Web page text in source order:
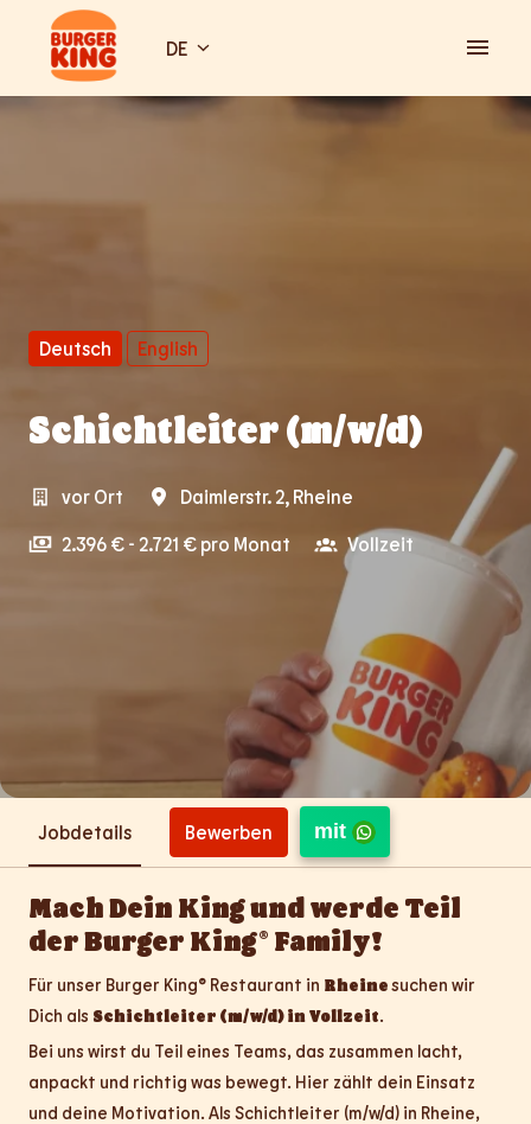
springenStartseite DE
Deutsch English
Schichtleiter (m/w/d)
vor Ort Daimlerstr. 2, Rheine
2.396 € - 2.721 € pro Monat Vollzeit
Jobdetails Bewerben mit
Mach Dein King und werde Teil
der Burger King® Family!
Für unser Burger King® Restaurant in Rheinesuchen wir
Dich als Schichtleiter (m/w/d) in Vollzeit.
Bei uns wirst du Teil eines Teams, das zusammen lacht,
anpackt und richtig was bewegt. Hier zählt dein Einsatz
und deine Motivation. Als Schichtleiter (m/w/d) in Rheine,